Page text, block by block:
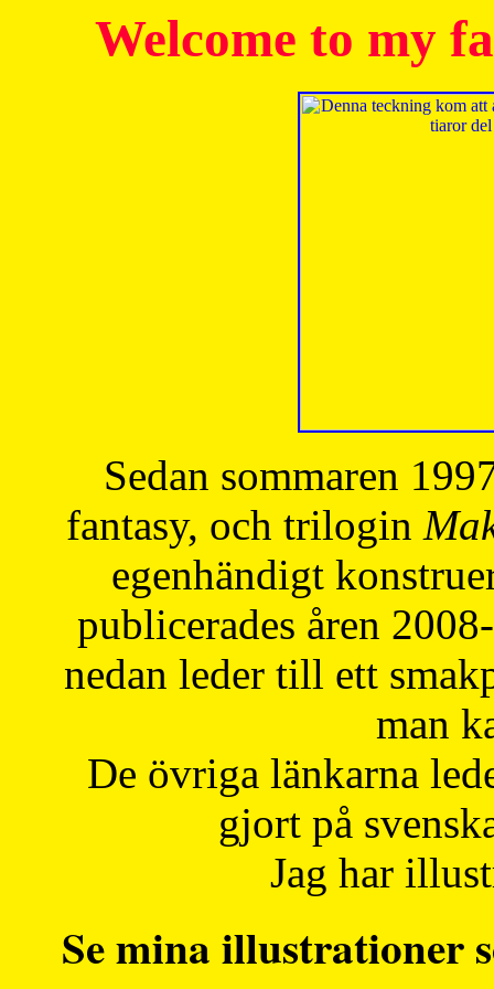
Welcome to my
Sedan sommaren
fantasy, och trilogin
egenhändigt
publicerades åren
nedan leder till ett
man
De övriga länkarna
gjort på
Jag har
Se mina illustrationer